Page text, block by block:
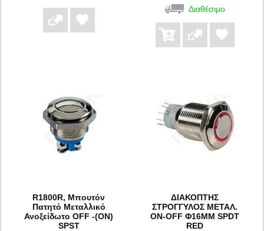
Διαθέσιμο
R1800R, Μπουτόν
Πατητό Μεταλλικό
Ανοξείδωτο OFF -(ON)
SPST
ΔΙΑΚΟΠΤΗΣ
ΣΤΡΟΓΓΥΛΟΣ ΜΕΤΑΛ.
ON-OFF Φ16ΜΜ SPDT
RED